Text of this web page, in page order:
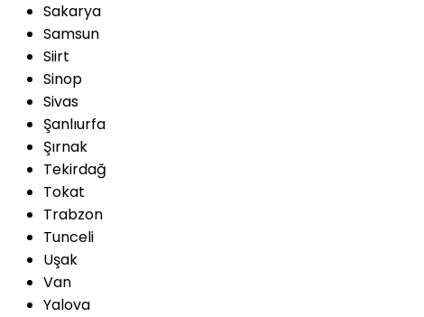
Sakarya
Samsun
Siirt
Sinop
Sivas
Şanlıurfa
Şırnak
Tekirdağ
Tokat
Trabzon
Tunceli
Uşak
Van
Yalova